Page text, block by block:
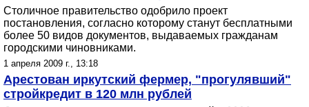
Столичное правительство одобрило проект
постановления, согласно которому станут бесплатными
более 50 видов документов, выдаваемых гражданам
городскими чиновниками.
1 апреля 2009 г., 13:18
Арестован иркутский фермер, "прогулявший"
стройкредит в 120 млн рублей